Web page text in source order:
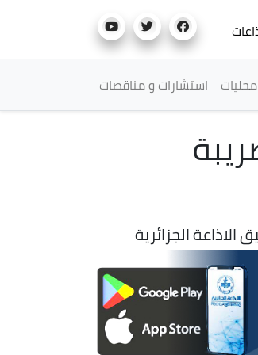
محليات استشارات و مناقصات
الجزائرية